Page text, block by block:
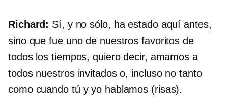
Richard: Sí, y no sólo, ha estado aquí antes,
sino que fue uno de nuestros favoritos de
todos los tiempos, quiero decir, amamos a
todos nuestros invitados o, incluso no tanto
como cuando tú y yo hablamos (risas).